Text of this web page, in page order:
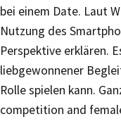
bei einem Date. Laut
Nutzung des
Perspektive erklären.
liebgewonnener
Rolle spielen kann.
competition and